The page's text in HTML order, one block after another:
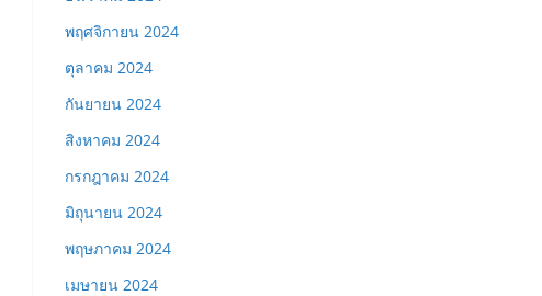
พฤศจิกายน 2024
ตุลาคม 2024
กันยายน 2024
สิงหาคม 2024
กรกฎาคม 2024
มิถุนายน 2024
พฤษภาคม 2024
เมษายน 2024